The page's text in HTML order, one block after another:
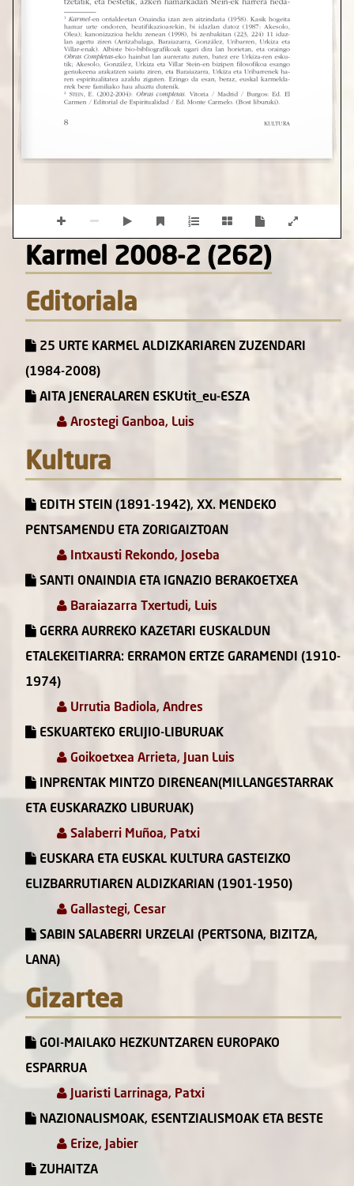
Karmel 2008-2 (262)
Editoriala
25 URTE KARMEL ALDIZKARIAREN ZUZENDARI
(1984-2008)
AITA JENERALAREN ESKUtit_eu-ESZA
Arostegi Ganboa, Luis
Kultura
EDITH STEIN (1891-1942), XX. MENDEKO
PENTSAMENDU ETA ZORIGAIZTOAN
Intxausti Rekondo, Joseba
SANTI ONAINDIA ETA IGNAZIO BERAKOETXEA
Baraiazarra Txertudi, Luis
GERRA AURREKO KAZETARI EUSKALDUN
ETALEKEITIARRA: ERRAMON ERTZE GARAMENDI (1910-
1974)
Urrutia Badiola, Andres
ESKUARTEKO ERLIJIO-LIBURUAK
Goikoetxea Arrieta, Juan Luis
INPRENTAK MINTZO DIRENEAN(MILLANGESTARRAK
ETA EUSKARAZKO LIBURUAK)
Salaberri Muñoa, Patxi
EUSKARA ETA EUSKAL KULTURA GASTEIZKO
ELIZBARRUTIAREN ALDIZKARIAN (1901-1950)
Gallastegi, Cesar
SABIN SALABERRI URZELAI (PERTSONA, BIZITZA,
LANA)
Gizartea
GOI-MAILAKO HEZKUNTZAREN EUROPAKO
ESPARRUA
Juaristi Larrinaga, Patxi
NAZIONALISMOAK, ESENTZIALISMOAK ETA BESTE
Erize, Jabier
ZUHAITZA